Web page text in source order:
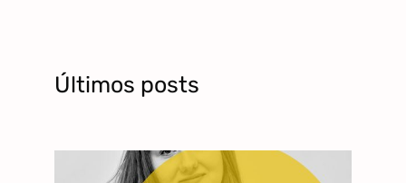
Últimos posts